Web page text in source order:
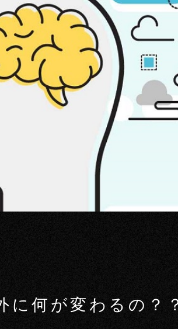
に何が変わるの？